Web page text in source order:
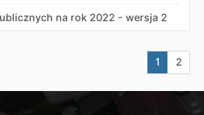
na rok 2022 - wersja 2
Aktualna
1 2